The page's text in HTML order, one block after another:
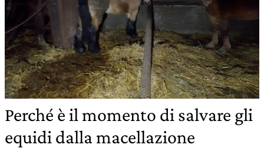
Perché è il momento di salvare gli
equidi dalla macellazione